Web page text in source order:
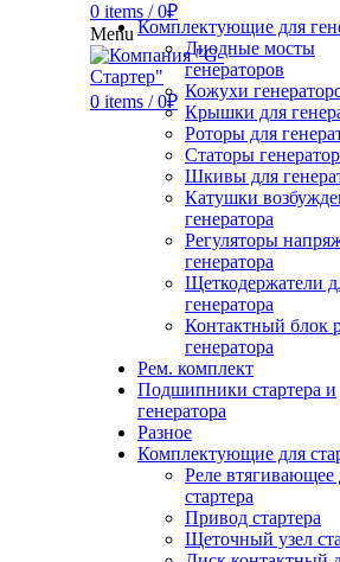
0 items / 0₽
Menu
0 items / 0₽
Комплектующие для
Диодные мосты
генераторов
Кожухи
Крышки для
Роторы для
Статоры
Шкивы для
Катушки
генератора
Регуляторы
генератора
Щеткодержатели
генератора
Контактный блок
генератора
Рем. комплект
Подшипники стартера и
генератора
Разное
Комплектующие для
Реле втягивающее
стартера
Привод стартера
Щеточный узел